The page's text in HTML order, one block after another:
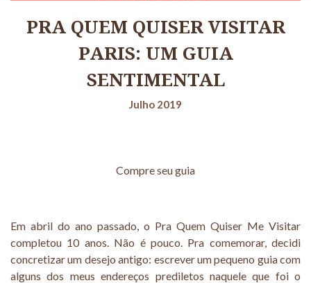
PRA QUEM QUISER VISITAR
PARIS: UM GUIA
SENTIMENTAL
Julho 2019
Compre seu guia
Em abril do ano passado, o Pra Quem Quiser Me Visitar
completou 10 anos. Não é pouco. Pra comemorar, decidi
concretizar um desejo antigo: escrever um pequeno guia com
alguns dos meus endereços prediletos naquele que foi o